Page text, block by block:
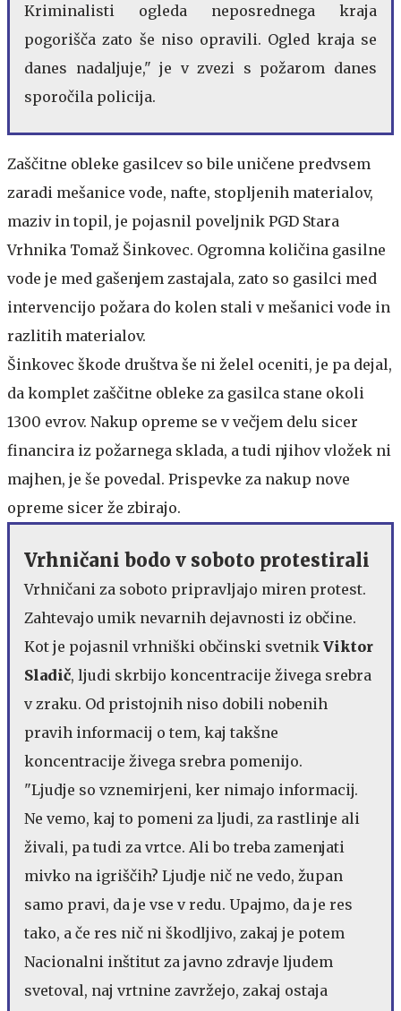
Kriminalisti ogleda neposrednega kraja
pogorišča zato še niso opravili. Ogled kraja se
danes nadaljuje," je v zvezi s požarom danes
sporočila policija.
Zaščitne obleke gasilcev so bile uničene predvsem
zaradi mešanice vode, nafte, stopljenih materialov,
maziv in topil, je pojasnil poveljnik PGD Stara
Vrhnika Tomaž Šinkovec. Ogromna količina gasilne
vode je med gašenjem zastajala, zato so gasilci med
intervencijo požara do kolen stali v mešanici vode in
razlitih materialov.
Šinkovec škode društva še ni želel oceniti, je pa dejal,
da komplet zaščitne obleke za gasilca stane okoli
1300 evrov. Nakup opreme se v večjem delu sicer
financira iz požarnega sklada, a tudi njihov vložek ni
majhen, je še povedal. Prispevke za nakup nove
opreme sicer že zbirajo.
Vrhničani bodo v soboto protestirali
Vrhničani za soboto pripravljajo miren protest.
Zahtevajo umik nevarnih dejavnosti iz občine.
Kot je pojasnil vrhniški občinski svetnik Viktor
Sladič, ljudi skrbijo koncentracije živega srebra
v zraku. Od pristojnih niso dobili nobenih
pravih informacij o tem, kaj takšne
koncentracije živega srebra pomenijo.
"Ljudje so vznemirjeni, ker nimajo informacij.
Ne vemo, kaj to pomeni za ljudi, za rastlinje ali
živali, pa tudi za vrtce. Ali bo treba zamenjati
mivko na igriščih? Ljudje nič ne vedo, župan
samo pravi, da je vse v redu. Upajmo, da je res
tako, a če res nič ni škodljivo, zakaj je potem
Nacionalni inštitut za javno zdravje ljudem
svetoval, naj vrtnine zavržejo, zakaj ostaja